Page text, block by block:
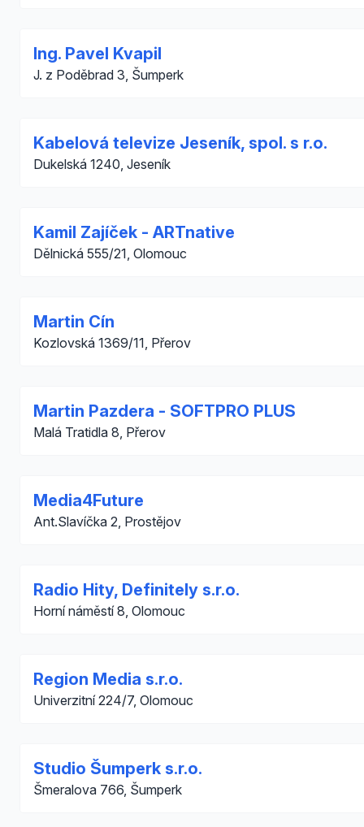
Ing. Pavel Kvapil
J. z Poděbrad 3, Šumperk
Kabelová televize Jeseník, spol. s r.o.
Dukelská 1240, Jeseník
Kamil Zajíček - ARTnative
Dělnická 555/21, Olomouc
Martin Cín
Kozlovská 1369/11, Přerov
Martin Pazdera - SOFTPRO PLUS
Malá Tratidla 8, Přerov
Media4Future
Ant.Slavíčka 2, Prostějov
Radio Hity, Definitely s.r.o.
Horní náměstí 8, Olomouc
Region Media s.r.o.
Univerzitní 224/7, Olomouc
Studio Šumperk s.r.o.
Šmeralova 766, Šumperk